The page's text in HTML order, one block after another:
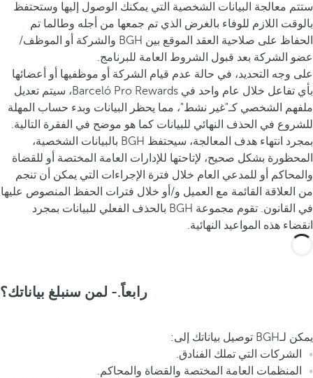
ستتم معالجة البيانات الشخصية التي يمكنك الوصول إليها وستحتفظ
بالوقت اللازم للوفاء بالغرض الذي تم جمعها من أجله وطالما تم
الحفاظ على صلاحية العقد الموقع بين BGH والشركة أو الموظف/
عضو الشركة بعد قبول الشروط العامة للبرنامج.
على وجه التحديد، في حالة عدم قيام الشركة أو موظفيها أو أعضائها
بأي تفاعل خلال عام واحد في Barceló Pro Rewards، سيتم تعديل
ملفهم الشخصي كـ"غير نشط"، مما يحظر البيانات وبدء حساب المهلة
للشروع في الحذف النهائي للبيانات كما هو موضح في الفقرة التالية.
بمجرد انتهاء هدف المعالجة، سيحتفظ BGH بالبيانات الشخصية،
المحظورة بشكل صحيح، لإتاحتها للإدارات العامة المختصة أو للقضاة
والمحاكم أو للمدعي العام خلال فترة الإجراءات التي يمكن أن تنجم
من العلاقة القائمة مع العميل و/أو خلال فترات الحفظ المنصوص عليها
في القانون. تقوم مجموعة BGH بالحذف الفعلي للبيانات بمجرد
انقضاء هذه المواعيد النهائية.
رابعاً.- لمن سنبلغ بياناتك؟
يمكن لـBGH توصيل بياناتك إلى:
الشركات التي تملك الفنادق.
المنظمات العامة المختصة والقضاة والمحاكم.